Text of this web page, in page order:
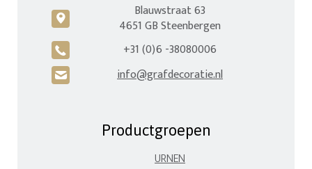
c
Blauwstraat 63
4651 GB Steenbergen
A +31 (0)6 -38080006
H info@grafdecoratie.nl
Productgroepen
URNEN